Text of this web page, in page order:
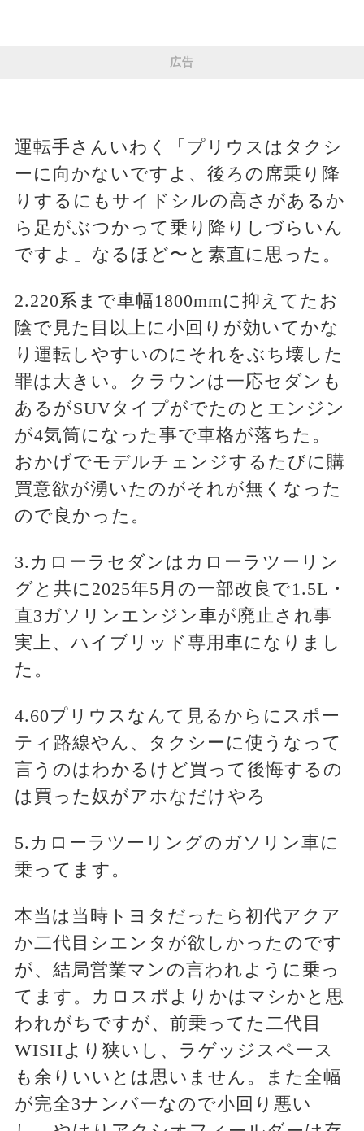
広告
運転手さんいわく「プリウスはタクシ
ーに向かないですよ、後ろの席乗り降
りするにもサイドシルの高さがあるか
ら足がぶつかって乗り降りしづらいん
ですよ」なるほど〜と素直に思った。
2.220系まで車幅1800mmに抑えてたお
陰で見た目以上に小回りが効いてかな
り運転しやすいのにそれをぶち壊した
罪は大きい。クラウンは一応セダンも
あるがSUVタイプがでたのとエンジン
が4気筒になった事で車格が落ちた。
おかげでモデルチェンジするたびに購
買意欲が湧いたのがそれが無くなった
ので良かった。
3.カローラセダンはカローラツーリン
グと共に2025年5月の一部改良で1.5L・
直3ガソリンエンジン車が廃止され事
実上、ハイブリッド専用車になりまし
た。
4.60プリウスなんて見るからにスポー
ティ路線やん、タクシーに使うなって
言うのはわかるけど買って後悔するの
は買った奴がアホなだけやろ
5.カローラツーリングのガソリン車に
乗ってます。
本当は当時トヨタだったら初代アクア
か二代目シエンタが欲しかったのです
が、結局営業マンの言われように乗っ
てます。カロスポよりかはマシかと思
われがちですが、前乗ってた二代目
WISHより狭いし、ラゲッジスペース
も余りいいとは思いません。また全幅
が完全3ナンバーなので小回り悪い